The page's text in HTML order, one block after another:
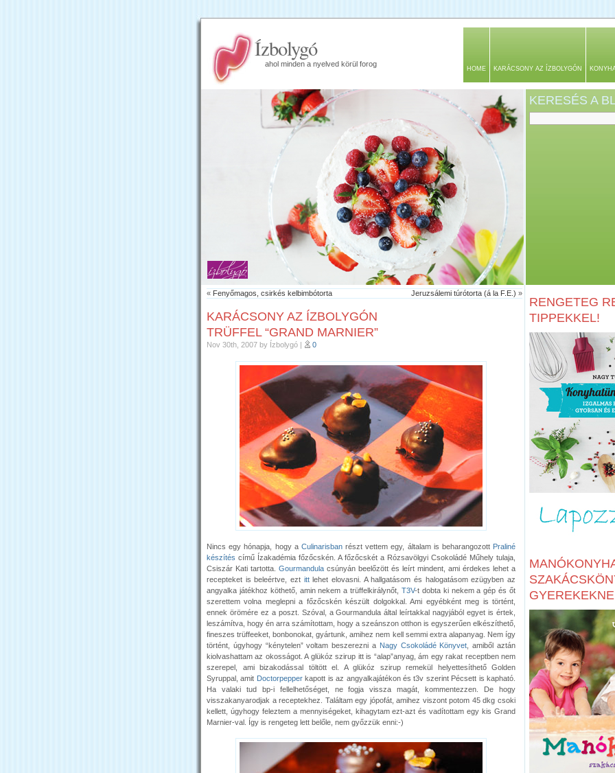
Ízbolygó
ahol minden a nyelved körül forog
HOME KARÁCSONY AZ ÍZBOLYGÓN
KERESÉS A
« Fenyőmagos, csirkés kelbimbótorta Jeruzsálemi túrótorta (á la F.E.) »
KARÁCSONY AZ ÍZBOLYGÓN
TRÜFFEL “GRAND MARNIER”
Nov 30th, 2007 by Ízbolygó | 0
Nincs egy hónapja, hogy a Culinarisbanrészt vettem egy, általam is beharangozott Praliné
készítés című Ízakadémia főzőcskén. A főzőcskét a Rózsavölgyi Csokoládé Műhely tulaja,
Csiszár Kati tartotta. Gourmandula csúnyán beelőzött és leírt mindent, ami érdekes lehet a
recepteket is beleértve, ezt ittlehet elovasni. A hallgatásom és halogatásom ezügyben az
angyalka játékhoz köthető, amin nekem a trüffelkirálynőt, T3V-t dobta ki nekem a gép és őt
szerettem volna meglepni a főzőcskén készült dolgokkal. Ami egyébként meg is történt,
ennek örömére ez a poszt. Szóval, a Gourmandula által leírtakkal nagyjából egyet is értek,
leszámítva, hogy én arra számítottam, hogy a szeánszon otthon is egyszerűen elkészíthető,
fineszes trüffeeket, bonbonokat, gyártunk, amihez nem kell semmi extra alapanyag. Nem így
történt, úgyhogy “kénytelen” voltam beszerezni a Nagy Csokoládé Könyvet , amiből aztán
kiolvashattam az okosságot. A glükóz szirup itt is “alap”anyag, ám egy rakat receptben nem
szerepel, ami bizakodással töltött el. A glükóz szirup remekül helyettesíthető Golden
Syruppal, amit Doctorpepperkapott is az angyalkajátékon és t3v szerint Pécsett is kapható.
Ha valaki tud bp-i fellelhetőséget, ne fogja vissza magát, kommentezzen. De hogy
visszakanyarodjak a receptekhez. Találtam egy jópofát, amihez viszont potom 45 dkg csoki
kellett, úgyhogy feleztem a mennyiségeket, kihagytam ezt-azt és vadítottam egy kis Grand
Marnier-val. Így is rengeteg lett belőle, nem győzzük enni:-)
RENGETEG
TIPPEKKEL!